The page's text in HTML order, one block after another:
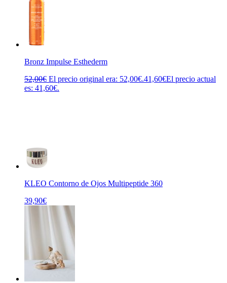
Bronz Impulse Esthederm
52,00€ El precio original era: 52,00€.41,60€El precio actual
es: 41,60€.
KLEO Contorno de Ojos Multipeptide 360
39,90€